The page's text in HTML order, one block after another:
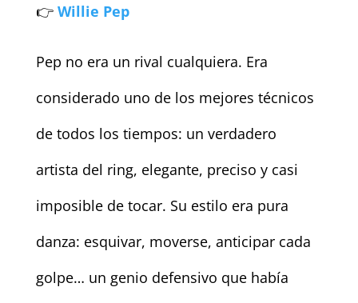
👉 Willie Pep
Pep no era un rival cualquiera. Era
considerado uno de los mejores técnicos
de todos los tiempos: un verdadero
artista del ring, elegante, preciso y casi
imposible de tocar. Su estilo era pura
danza: esquivar, moverse, anticipar cada
golpe… un genio defensivo que había